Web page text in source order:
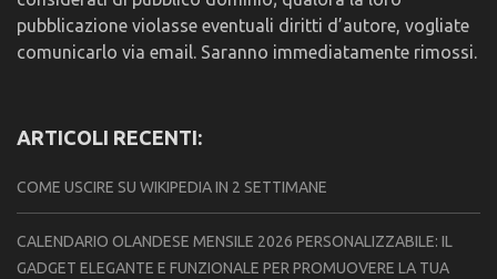
pubblicazione violasse eventuali diritti d’autore, vogliate
comunicarlo via email. Saranno immediatamente rimossi.
ARTICOLI RECENTI:
COME USCIRE SU WIKIPEDIA IN 2 SETTIMANE
CALENDARIO OLANDESE MENSILE 2026 PERSONALIZZABILE: IL
GADGET ELEGANTE E FUNZIONALE PER PROMUOVERE LA TUA